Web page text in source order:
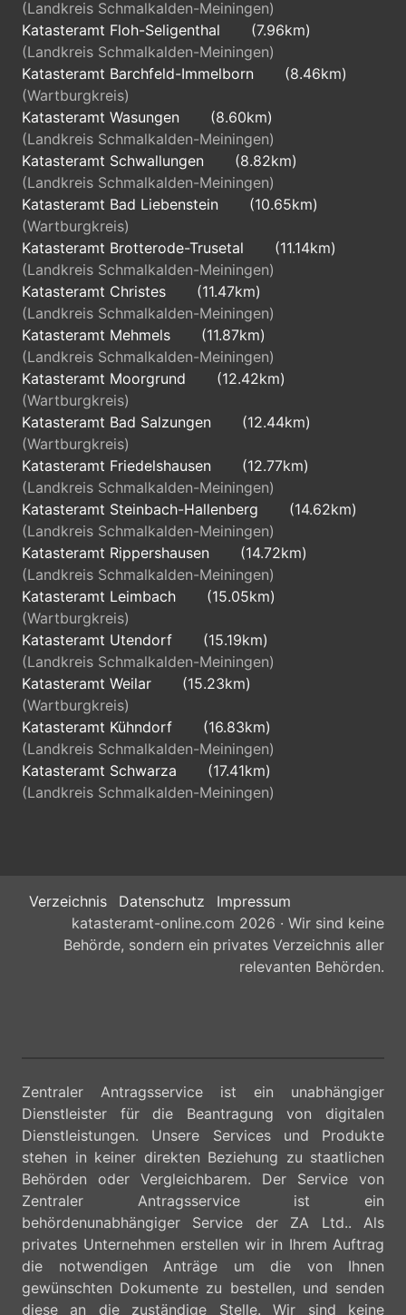
(Landkreis Schmalkalden-Meiningen)
Katasteramt Floh-Seligenthal
(7.96km)
(Landkreis Schmalkalden-Meiningen)
Katasteramt Barchfeld-Immelborn
(8.46km)
(Wartburgkreis)
Katasteramt Wasungen
(8.60km)
(Landkreis Schmalkalden-Meiningen)
Katasteramt Schwallungen
(8.82km)
(Landkreis Schmalkalden-Meiningen)
Katasteramt Bad Liebenstein
(10.65km)
(Wartburgkreis)
Katasteramt Brotterode-Trusetal
(11.14km)
(Landkreis Schmalkalden-Meiningen)
Katasteramt Christes
(11.47km)
(Landkreis Schmalkalden-Meiningen)
Katasteramt Mehmels
(11.87km)
(Landkreis Schmalkalden-Meiningen)
Katasteramt Moorgrund
(12.42km)
(Wartburgkreis)
Katasteramt Bad Salzungen
(12.44km)
(Wartburgkreis)
Katasteramt Friedelshausen
(12.77km)
(Landkreis Schmalkalden-Meiningen)
Katasteramt Steinbach-Hallenberg
(14.62km)
(Landkreis Schmalkalden-Meiningen)
Katasteramt Rippershausen
(14.72km)
(Landkreis Schmalkalden-Meiningen)
Katasteramt Leimbach
(15.05km)
(Wartburgkreis)
Katasteramt Utendorf
(15.19km)
(Landkreis Schmalkalden-Meiningen)
Katasteramt Weilar
(15.23km)
(Wartburgkreis)
Katasteramt Kühndorf
(16.83km)
(Landkreis Schmalkalden-Meiningen)
Katasteramt Schwarza
(17.41km)
(Landkreis Schmalkalden-Meiningen)
Verzeichnis Datenschutz
Impressum
katasteramt-online.com 2026 · Wir sind keine
Behörde, sondern ein privates Verzeichnis aller
relevanten Behörden.
Zentraler Antragsservice ist ein unabhängiger
Dienstleister für die Beantragung von digitalen
Dienstleistungen. Unsere Services und Produkte
stehen in keiner direkten Beziehung zu staatlichen
Behörden oder Vergleichbarem. Der Service von
Zentraler Antragsservice ist ein
behördenunabhängiger Service der ZA Ltd.. Als
privates Unternehmen erstellen wir in Ihrem Auftrag
die notwendigen Anträge um die von Ihnen
gewünschten Dokumente zu bestellen, und senden
diese an die zuständige Stelle. Wir sind keine